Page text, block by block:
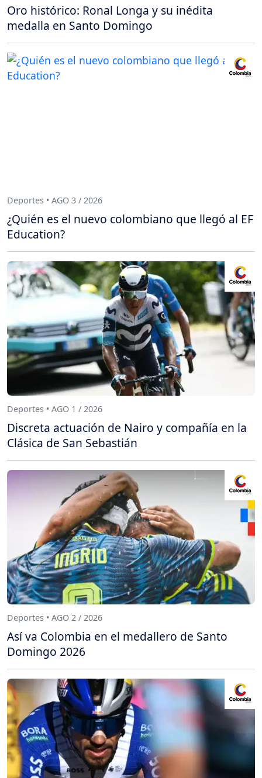
Oro histórico: Ronal Longa y su inédita
medalla en Santo Domingo
Deportes • AGO 3 / 2026
¿Quién es el nuevo colombiano que llegó al EF
Education?
Deportes • AGO 1 / 2026
Discreta actuación de Nairo y compañía en la
Clásica de San Sebastián
Deportes • AGO 2 / 2026
Así va Colombia en el medallero de Santo
Domingo 2026